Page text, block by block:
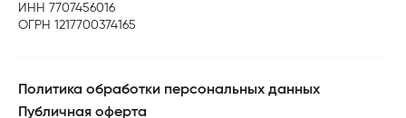
ИНН 7707456016
ОГРН 1217700374165
Политика обработки персональных данных
Публичная оферта